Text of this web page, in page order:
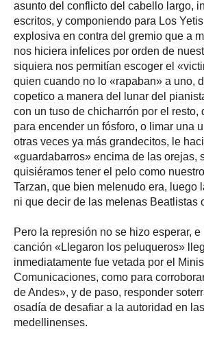
asunto del conflicto del cabello largo,
escritos, y componiendo para Los
explosiva en contra del gremio que a
nos hiciera infelices por orden de
siquiera nos permitían escoger el
quien cuando no lo «rapaban» a uno,
copetico a manera del lunar del
con un tuso de chicharrón por el resto,
para encender un fósforo, o limar una
otras veces ya más grandecitos, le
«guardabarros» encima de las orejas,
quisiéramos tener el pelo como
Tarzan, que bien melenudo era, luego
ni que decir de las melenas Beatlistas
Pero la represión no se hizo esperar,
canción «Llegaron los peluqueros»
inmediatamente fue vetada por el
Comunicaciones, como para
de Andes», y de paso, responder
osadía de desafiar a la autoridad en
medellinenses.